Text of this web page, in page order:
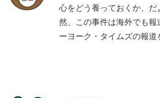
心をどう養っておくか、だ
然、この事件は海外でも報
ーヨーク・タイムズの報道